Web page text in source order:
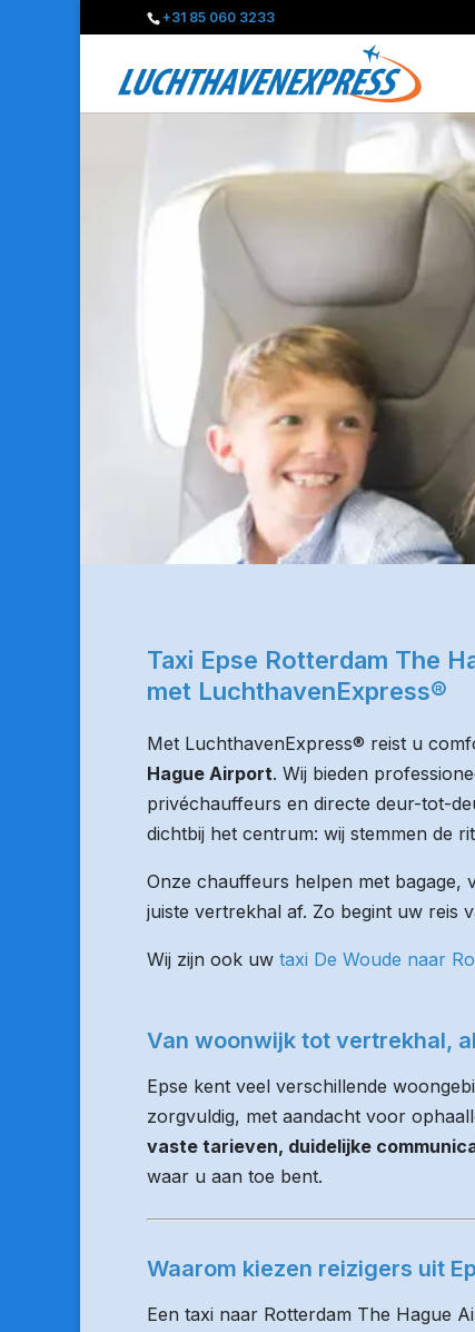
+31 85 060 3233
Taxi Epse Rotterdam The
met LuchthavenExpress®
Met LuchthavenExpress® reist u
Hague Airport. Wij bieden
privéchauffeurs en directe deur-tot-
dichtbij het centrum: wij stemmen de
Onze chauffeurs helpen met bagage,
juiste vertrekhal af. Zo begint uw reis
Wij zijn ook uw taxi De Woude naar
Van woonwijk tot vertrekhal,
Epse kent veel verschillende
zorgvuldig, met aandacht voor
vaste tarieven, duidelijke
waar u aan toe bent.
Waarom kiezen reizigers uit
Een taxi naar Rotterdam The Hague